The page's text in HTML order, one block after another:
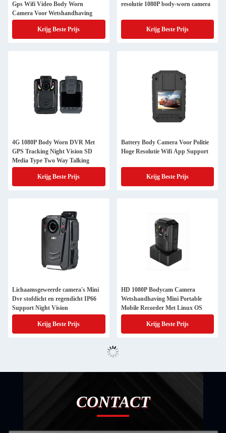
Gps Wifi Video Body Worn
Camera Voor Wetshandhaving
Krijg Beste Prijs
resolutie 1080P body-worn camera
Krijg Beste Prijs
4G 1080P Body Worn DVR Met
GPS Tracking Night Vision SD
Media Type Two Way Talking
Krijg Beste Prijs
Battery Body Camera Voor Politie
Hoge Resolutie Wifi App Support
Krijg Beste Prijs
Lichaamsgeweerde camera's Mini
Dvr stofdicht en regendicht IP66
Support Night Vision
Krijg Beste Prijs
HD 1080P Bodycam Camera
Wetshandhaving Mini Portable
Mobile Recorder Met Linux OS
Krijg Beste Prijs
CONTACT